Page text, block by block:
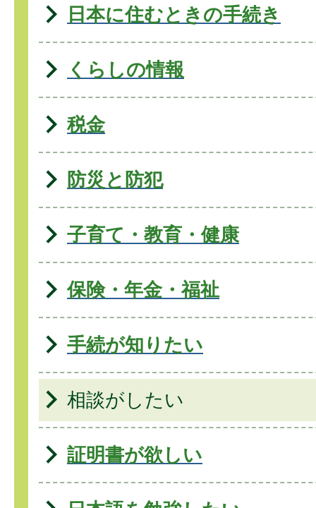
日本に住むときの手続き
くらしの情報
税金
防災と防犯
子育て・教育・健康
保険・年金・福祉
手続が知りたい
相談がしたい
証明書が欲しい